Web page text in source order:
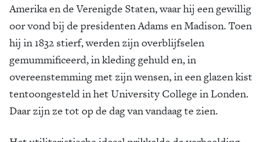
Amerika en de Verenigde Staten, waar hij een gewillig
oor vond bij de presidenten Adams en Madison. Toen
hij in 1832 stierf, werden zijn overblijfselen
gemummificeerd, in kleding gehuld en, in
overeenstemming met zijn wensen, in een glazen kist
tentoongesteld in het University College in Londen.
Daar zijn ze tot op de dag van vandaag te zien.